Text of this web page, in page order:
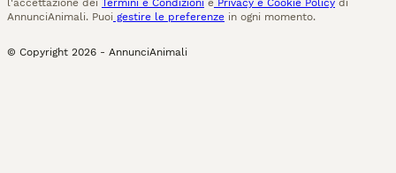
l'accettazione dei Termini e Condizioni e Privacy e Cookie Policy di
AnnunciAnimali. Puoi gestire le preferenze in ogni momento.
© Copyright 2026 - AnnunciAnimali